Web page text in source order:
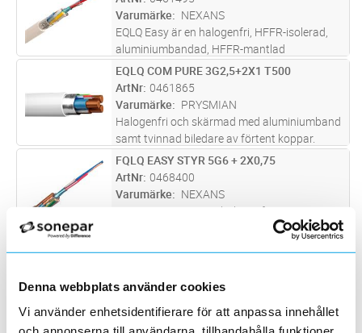
Denna webbplats använder cookies
Vi använder enhetsidentifierare för att anpassa innehållet
har biledare av tvinnade förtenta k
Varumärke
NEXANS
EQLQ Easy är en halogenfri, HFFR-isolerad,
aluminiumbandad, HFFR-mantlad
installationskabel med runda, solida ledare av
koppar. Ingen talk används i kabeln. Kabeln
har biledare av tvinnade förtenta k
M Lägg i kundvagn
EQLQ COM PURE 3G2,5+2X1 T500
ArtNr 0461865
Varumärke
PRYSMIAN
Halogenfri och skärmad med aluminiumband
samt tvinnad biledare av förtent koppar.
Styrparet är tvinnat individuellt skärmat med
aluminumband samt biledare. För fast
förläggning inom- och utomhus, i r
M Lägg i kundvagn
FQLQ EASY STYR 5G6 + 2X0,75
ArtNr 0468400
Varumärke
NEXANS
FQLQ Easy styr är en halogenfri, HFFR-
isolerad, aluminiumbandad, HFFR-mantlad
installationskabel med runda fåtrådiga ledare
av koppar.
M Lägg i kundvagn
ACEFLEX COM PURE 5G6+2X2X1
Varumärke PRYSMIAN